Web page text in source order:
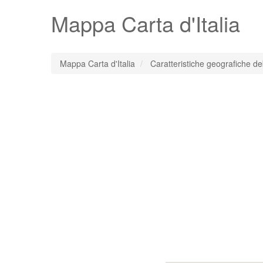
Mappa Carta d'Italia
Mappa Carta d'Italia Caratteristiche geografiche